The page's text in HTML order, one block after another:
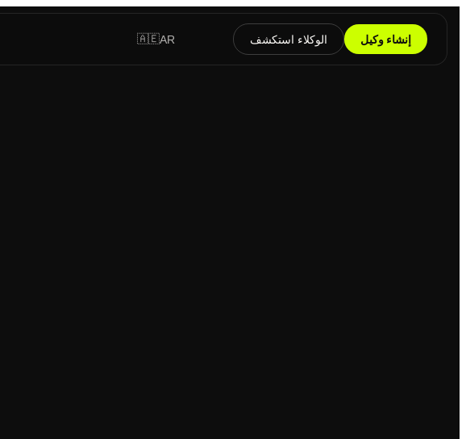
🇦🇪AR استكشف الوكلاء إنشاء وكيل